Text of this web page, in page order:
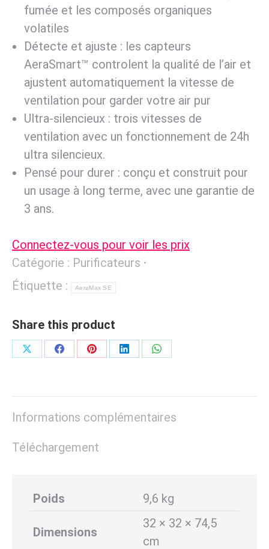
fumée et les composés organiques
volatiles
Détecte et ajuste : les capteurs
AeraSmart™ controlent la qualité de l’air et
ajustent automatiquement la vitesse de
ventilation pour garder votre air pur
Ultra-silencieux : trois vitesses de
ventilation avec un fonctionnement de 24h
ultra silencieux.
Pensé pour durer : conçu et construit pour
un usage à long terme, avec une garantie de
3 ans.
Connectez-vous pour voir les prix
Catégorie : Purificateurs
Étiquette :
AeraMax SE
Share this product
PartagerPartagerPartagerPartagerPartager
Informations complémentaires
Téléchargement
Poids 9,6 kg
Dimensions
32 × 32 × 74,5
cm